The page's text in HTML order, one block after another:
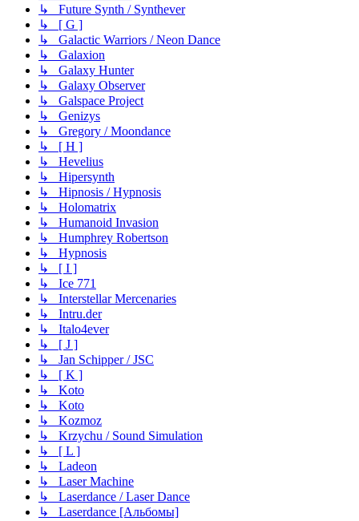
↳ Future Synth / Synthever
↳ [ G ]
↳ Galactic Warriors / Neon Dance
↳ Galaxion
↳ Galaxy Hunter
↳ Galaxy Observer
↳ Galspace Project
↳ Genizys
↳ Gregory / Moondance
↳ [ H ]
↳ Hevelius
↳ Hipersynth
↳ Hipnosis / Hypnosis
↳ Holomatrix
↳ Humanoid Invasion
↳ Humphrey Robertson
↳ Hypnosis
↳ [ I ]
↳ Ice 771
↳ Interstellar Mercenaries
↳ Intru.der
↳ Italo4ever
↳ [ J ]
↳ Jan Schipper / JSC
↳ [ K ]
↳ Koto
↳ Koto
↳ Kozmoz
↳ Krzychu / Sound Simulation
↳ [ L ]
↳ Ladeon
↳ Laser Machine
↳ Laserdance / Laser Dance
↳ Laserdance [Альбомы]